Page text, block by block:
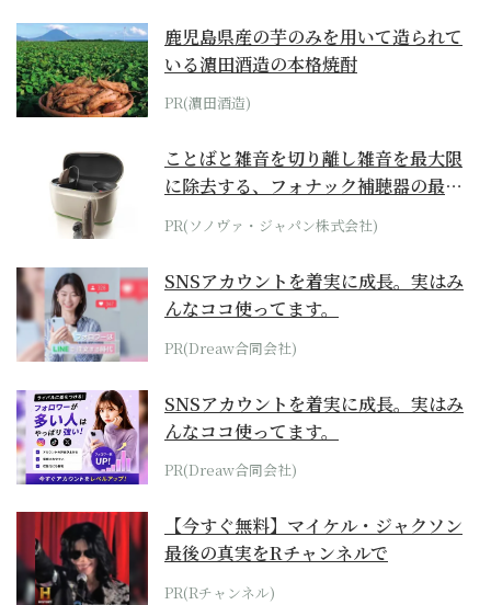
鹿児島県産の芋のみを用いて造られて
いる濵田酒造の本格焼酎
PR(濵田酒造)
ことばと雑音を切り離し雑音を最大限
に除去する、フォナック補聴器の最上
位モデル
PR(ソノヴァ・ジャパン株式会社)
SNSアカウントを着実に成長。実はみ
んなココ使ってます。
PR(Dreaw合同会社)
SNSアカウントを着実に成長。実はみ
んなココ使ってます。
PR(Dreaw合同会社)
【今すぐ無料】マイケル・ジャクソン
最後の真実をRチャンネルで
PR(Rチャンネル)